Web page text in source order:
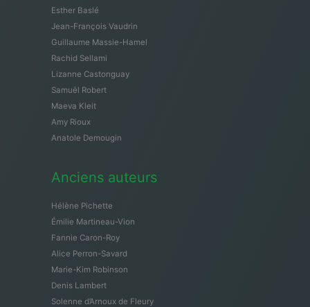
Esther Baslé
Jean-François Vaudrin
Guillaume Massie-Hamel
Rachid Sellami
Lizanne Castonguay
Samuël Robert
Maeva Kleit
Amy Rioux
Anatole Demougin
Anciens auteurs
Hélène Pichette
Émilie Martineau-Vion
Fannie Caron-Roy
Alice Perron-Savard
Marie-Kim Robinson
Denis Lambert
Solenne d’Arnoux de Fleury